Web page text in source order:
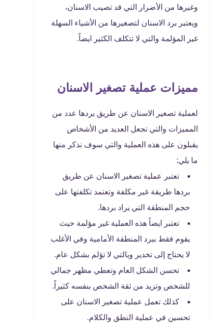
وغيرها من الأضرار التي قد تصيب الاسنان،
ويعتبر برد الاسنان لتصغيرها من الأشياء السهلة
غير المؤلمة والتي لا تتكلف الكثير ايضاً.
مميزات عملية تصغير الاسنان
لعملية تصغير الاسنان عن طريق بردها عدد من
المميزات والتي تجعل العديد من الأشخاص
يقبلون على هذه العملية والتي سوف نذكر منها
ما يلي:
تعتبر عملية تصغير الاسنان عن طريق
بردها طريقة غير مكلفة وتعتمد تكلفتها على
حجم المنطقة التي يراد بردها.
تعتبر ايضاً هذه العملية غير مؤلمة حيث
يقوم فقط ببرد المنطقة الأمامية وفي الأغلب
لا يحتاج إلى تخدير وبالتي لا تؤلم بشكل عام.
تحسن الشكل العام وتعطي مظهر جمالي
للشخص وتزيد من ثقة الشخص بنفسه كثيراً.
كذلك تعمل عملية تصغير الاسنان على
تحسين في عملية النطق والكلام.